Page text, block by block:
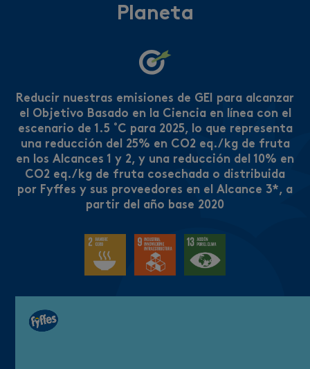
Planeta
Reducir nuestras emisiones de GEI para alcanzar
el Objetivo Basado en la Ciencia en línea con el
escenario de 1.5 ˚C para 2025, lo que representa
una reducción del 25% en CO2 eq./kg de fruta
en los Alcances 1 y 2, y una reducción del 10% en
CO2 eq./kg de fruta cosechada o distribuida
por Fyffes y sus proveedores en el Alcance 3*, a
partir del año base 2020